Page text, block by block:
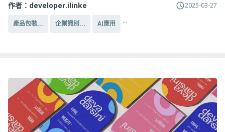
作者： developer.ilinke 2025-03-27
產品包裝... 企業識別... AI應用 ...